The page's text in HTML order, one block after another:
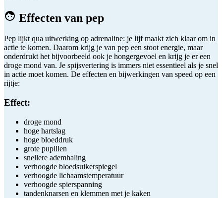
Effecten van pep
Pep lijkt qua uitwerking op adrenaline: je lijf maakt zich klaar om in
actie te komen. Daarom krijg je van pep een stoot energie, maar
onderdrukt het bijvoorbeeld ook je hongergevoel en krijg je er een
droge mond van. Je spijsvertering is immers niet essentieel als je snel
in actie moet komen. De effecten en bijwerkingen van speed op een
rijtje:
Effect:
droge mond
hoge hartslag
hoge bloeddruk
grote pupillen
snellere ademhaling
verhoogde bloedsuikerspiegel
verhoogde lichaamstemperatuur
verhoogde spierspanning
tandenknarsen en klemmen met je kaken